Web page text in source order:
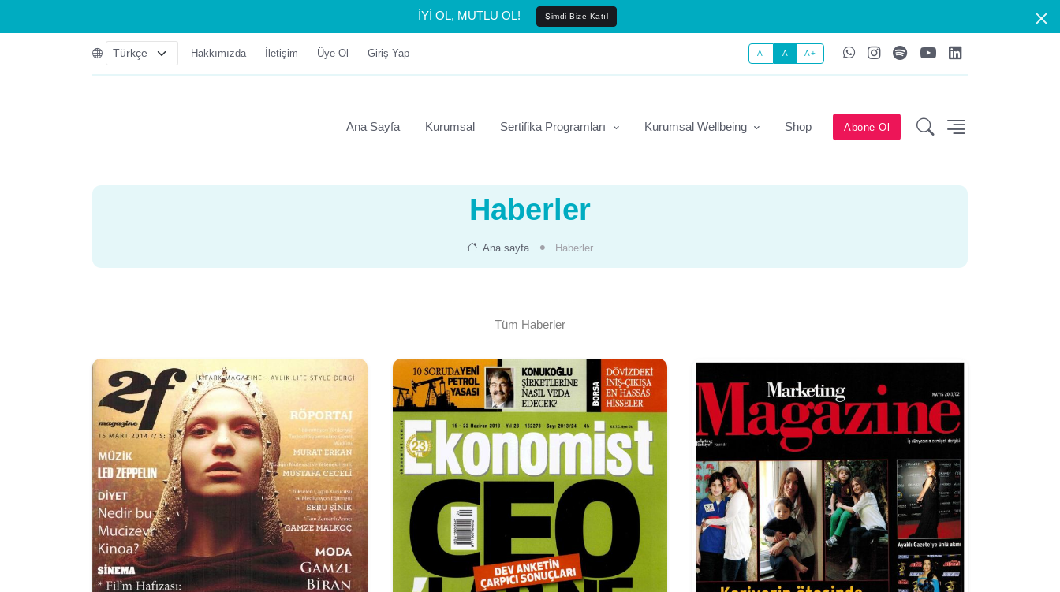
İYİ OL, MUTLU OL! Şimdi Bize Katıl
Hakkımızda İletişim Üye Ol Giriş Yap A- A A+
Ana Sayfa Kurumsal Sertifika Programları Kurumsal Wellbeing Shop Abone Ol
Haberler
Ana sayfa Haberler
Tüm Haberler